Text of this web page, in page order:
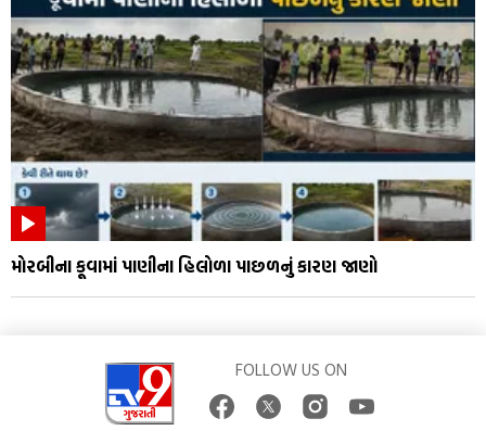
મોરબીના કૂવામાં પાણીના હિલોળા પાછળનું કારણ જાણો
FOLLOW US ON